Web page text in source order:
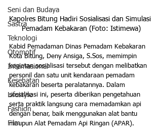
Seni dan Budaya
Sastra
Teknologi
Otomotif
Internasional
Kesehatan
Lifestyle
Fashion
Film
Kapolres Bitung Hadiri Sosialisasi dan Simulasi
Pemadam Kebakaran (Foto: Istimewa)
Kabid Pemadaman Dinas Pemadam Kebakaran
Kota Bitung, Deny Ansiga, S.Sos, memimpin
kegiatan sosialisasi tersebut dengan melibatkan
personil dan satu unit kendaraan pemadam
kebakaran beserta peralatannya. Dalam
sosialisasi ini, peserta diberikan pengetahuan
serta praktik langsung cara memadamkan api
dengan benar, baik menggunakan alat bantu
maupun Alat Pemadam Api Ringan (APAR).